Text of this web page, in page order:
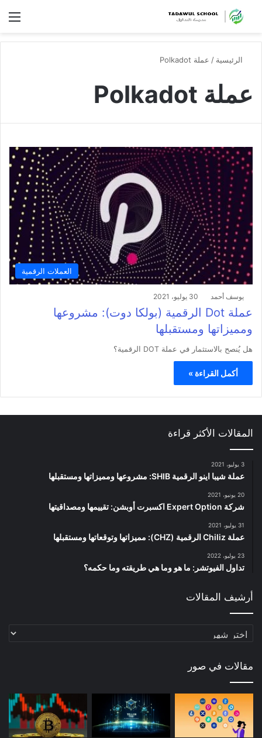
الرئيسية / عملة Polkadot
عملة Polkadot
العملات الرقمية
يوسف أحمد 30 يوليو، 2021
عملة Dot الرقمية (بولكا دوت): مشروعها
ومميزاتها ومستقبلها
هل يُنصح بالاستثمار في عملة DOT الرقمية؟
أكمل القراءة »
المقالات الأكثر قراءة
3 يوليو، 2021
عملة شيبا اينو الرقمية SHIB: مشروعها ومميزاتها ومستقبلها
20 يونيو، 2021
شركة Expert Option اكسبرت أوبشن: تقييمها ومصداقيتها
31 يوليو، 2021
عملة Chiliz الرقمية (CHZ): مميزاتها وتوقعاتها ومستقبلها
23 يوليو، 2022
تداول الفيوتشر: ما هو وما هي طريقته وما حكمه؟
أرشيف المقالات
أرشيف
مقالات في صور